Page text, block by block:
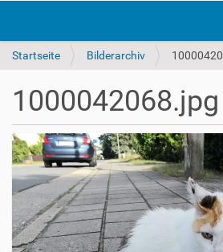
Startseite Bilderarchiv
1000042068.jpg